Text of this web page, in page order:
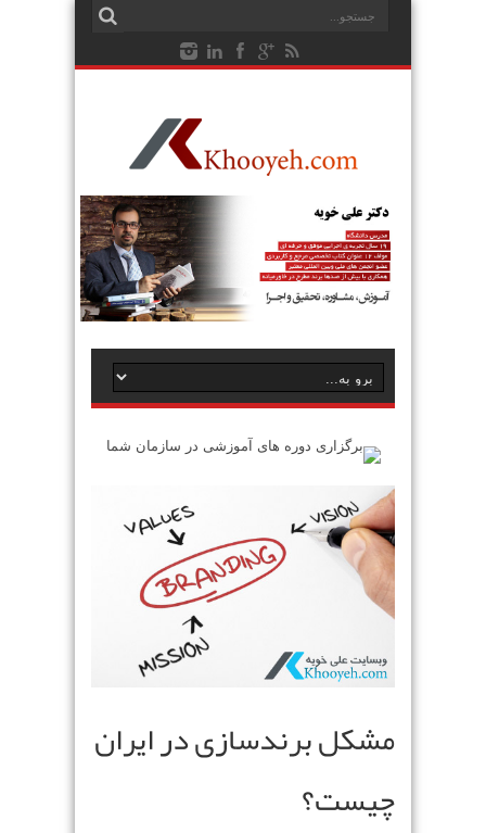
مشکل برندسازی در ایران
چیست؟